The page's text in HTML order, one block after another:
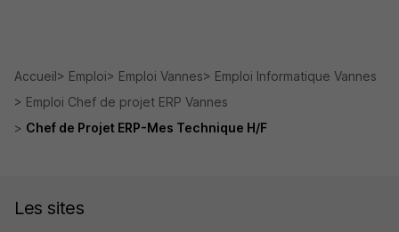
Accueil Emploi Emploi Vannes
Emploi Informatique Vannes
Emploi Chef de projet ERP Vannes
Chef de Projet ERP-Mes Technique H/F
Les sites